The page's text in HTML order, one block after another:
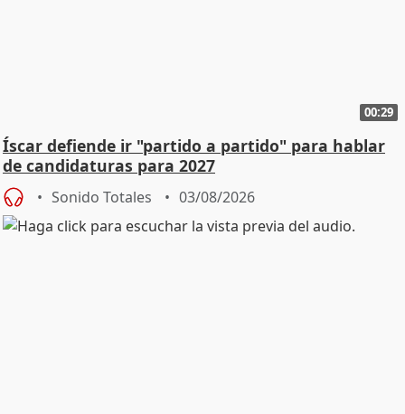
00:29
Íscar defiende ir "partido a partido" para hablar
de candidaturas para 2027
Sonido Totales 03/08/2026